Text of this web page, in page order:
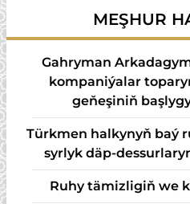
MEŞHUR
Gahryman
kompaniýalar
geňeşiniň
Türk­men hal­ky­nyň baý
syr­lyk däp-
Ruhy tämizligiň we